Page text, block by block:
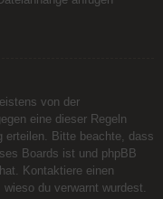
von der
eine dieser Regeln
erteilen. Bitte beachte, dass
Boards ist und phpBB
Kontaktiere einen
du verwarnt wurdest.